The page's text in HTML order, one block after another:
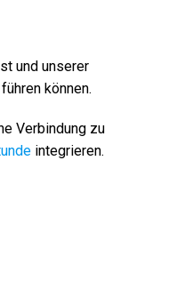
und unserer
können.
Verbindung zu
integrieren.